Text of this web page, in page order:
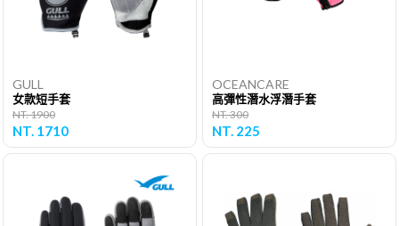
GULL
女款短手套
NT. 1900
NT. 1710
OCEANCARE
高彈性潛水浮潛手套
NT. 300
NT. 225